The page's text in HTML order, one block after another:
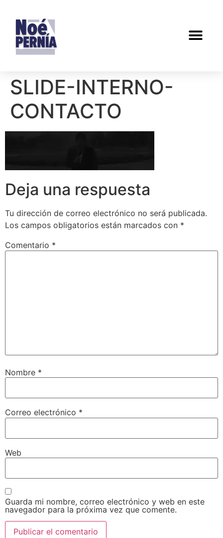
SLIDE-INTERNO-
CONTACTO
Deja una respuesta
Tu dirección de correo electrónico no será publicada.
Los campos obligatorios están marcados con *
Comentario *
Nombre *
Correo electrónico *
Web
Guarda mi nombre, correo electrónico y web en este
navegador para la próxima vez que comente.